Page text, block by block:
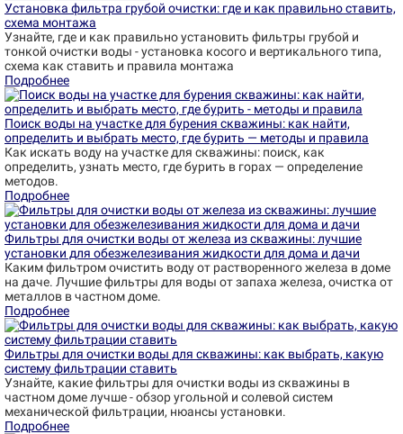
Установка фильтра грубой очистки: где и как правильно ставить,
схема монтажа
Узнайте, где и как правильно установить фильтры грубой и
тонкой очистки воды - установка косого и вертикального типа,
схема как ставить и правила монтажа
Подробнее
Поиск воды на участке для бурения скважины: как найти,
определить и выбрать место, где бурить — методы и правила
Как искать воду на участке для скважины: поиск, как
определить, узнать место, где бурить в горах — определение
методов.
Подробнее
Фильтры для очистки воды от железа из скважины: лучшие
установки для обезжелезивания жидкости для дома и дачи
Каким фильтром очистить воду от растворенного железа в доме
на даче. Лучшие фильтры для воды от запаха железа, очистка от
металлов в частном доме.
Подробнее
Фильтры для очистки воды для скважины: как выбрать, какую
систему фильтрации ставить
Узнайте, какие фильтры для очистки воды из скважины в
частном доме лучше - обзор угольной и солевой систем
механической фильтрации, нюансы установки.
Подробнее